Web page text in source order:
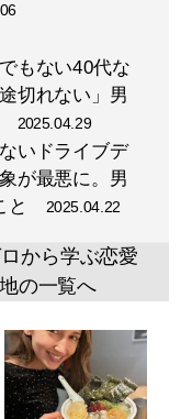
もない40代な
切れない」男
2025.04.29
いドライブデ
が最悪に。男
と 2025.04.22
から学ぶ恋愛
の一覧へ